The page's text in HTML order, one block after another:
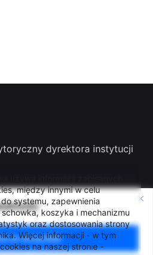
między innymi w celu
systemu, zapewnienia
schowka, koszyka i mechanizmu
oraz dostosowania strony
Więcej informacji - w tym
na naszej stronie -
na wszystkie
dyrektora instytucji